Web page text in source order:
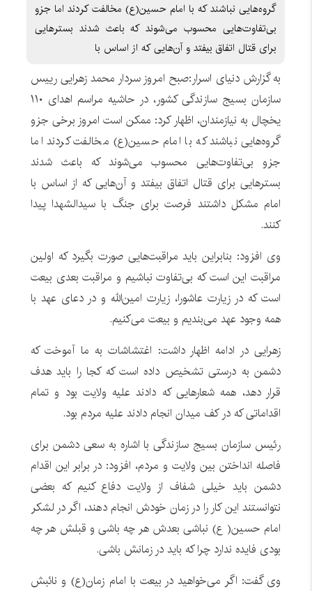
گروه‌هایی نباشند که با امام حسین(ع) مخالفت کردند اما جزو
بی‌تفاوت‌هایی محسوب می‌شوند که باعث شدند بستر‌هایی
برای قتال اتفاق بیفتد و آن‌هایی که از اساس با
به گزارش دنیای اسرار:صبح امروز سردار محمد زهرایی رییس
سازمان بسیج سازندگی کشور، در حاشیه مراسم اهدای ۱۱۰
یخچال به نیازمندان، اظهار کرد: ممکن است امروز برخی جزو
گروه‌هایی نباشند که با امام حسین(ع) مخالفت کردند اما
جزو بی‌تفاوت‌هایی محسوب می‌شوند که باعث شدند
بستر‌هایی برای قتال اتفاق بیفتد و آن‌هایی که از اساس با
امام مشکل داشتند فرصت برای جنگ با سیدالشهدا پیدا
کنند.
وی افزود: بنابراین باید مراقبت‌هایی صورت بگیرد که اولین
مراقبت این است که بی‌تفاوت نباشیم و مراقبت بعدی بیعت
است که در زیارت عاشورا، زیارت امین‌الله و در دعای عهد با
همه وجود عهد می‌بندیم و بیعت می‌کنیم.
زهرایی در ادامه اظهار داشت: اغتشاشات به ما آموخت که
دشمن به درستی تشخیص داده است که کجا را باید هدف
قرار دهد، همه شعارهایی که دادند علیه ولایت بود و تمام
اقداماتی که در کف میدان انجام دادند علیه مردم بود.
رئیس سازمان بسیج سازندگی با اشاره به سعی دشمن برای
فاصله انداختن بین ولایت و مردم، افزود: در برابر این اقدام
دشمن باید خیلی شفاف از ولایت دفاع کنیم که بعضی
نتوانستند این کار را در زمان خودش انجام دهند، اگر در لشکر
امام حسین( ع) نباشی بعدش هر چه باشی و قبلش هر چه
بودی فایده ندارد چرا که باید در زمانش باشی.
وی گفت: اگر می‌خواهید در بیعت با امام زمان(ع) و نائبش